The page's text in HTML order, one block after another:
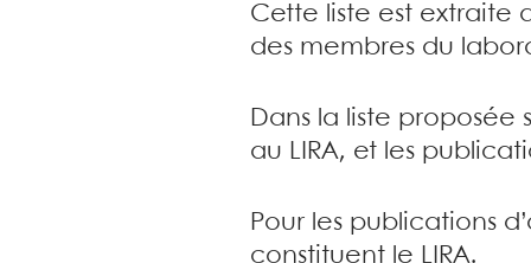
Cette liste est extraite
des membres du
Dans la liste proposée
au LIRA, et les
Pour les publications
constituent le LIRA.